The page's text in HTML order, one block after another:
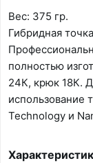
Вес: 375 гр.
Гибридная
полностью
24К, крюк 18К.
использование
Technology и